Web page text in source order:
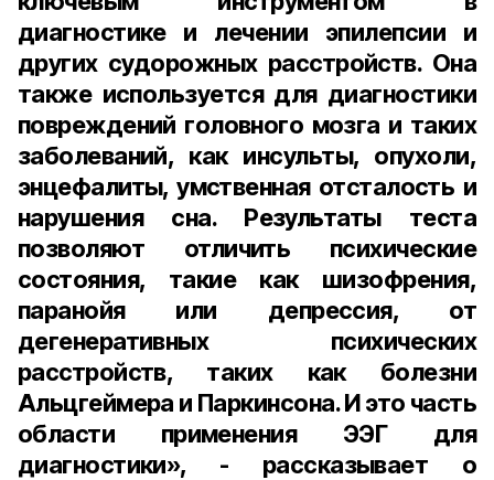
диагностике и лечении эпилепсии и
других судорожных расстройств. Она
также используется для диагностики
повреждений головного мозга и таких
заболеваний, как инсульты, опухоли,
энцефалиты, умственная отсталость и
нарушения сна. Результаты теста
позволяют отличить психические
состояния, такие как шизофрения,
паранойя или депрессия, от
дегенеративных психических
расстройств, таких как болезни
Альцгеймера и Паркинсона. И это часть
области применения ЭЭГ для
диагностики», - рассказывает о